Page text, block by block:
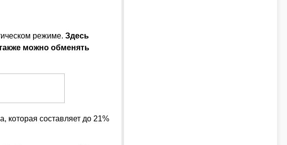
режиме. Здесь
можно обменять
которая составляет до 21%